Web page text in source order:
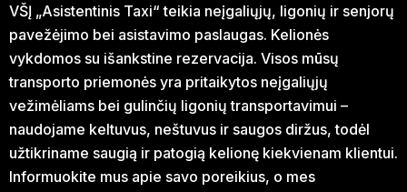
VŠĮ „Asistentinis Taxi“ teikia neįgaliųjų, ligonių ir senjorų
pavežėjimo bei asistavimo paslaugas. Kelionės
vykdomos su išankstine rezervacija. Visos mūsų
transporto priemonės yra pritaikytos neįgaliųjų
vežimėliams bei gulinčių ligonių transportavimui –
naudojame keltuvus, neštuvus ir saugos diržus, todėl
užtikriname saugią ir patogią kelionę kiekvienam klientui.
Informuokite mus apie savo poreikius, o mes